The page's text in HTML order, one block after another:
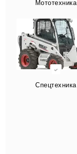
Мототехника
Спецтехника